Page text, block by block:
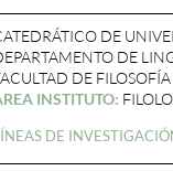
DE
DE
DE FILOSOFÍA
INSTITUTO:
DE